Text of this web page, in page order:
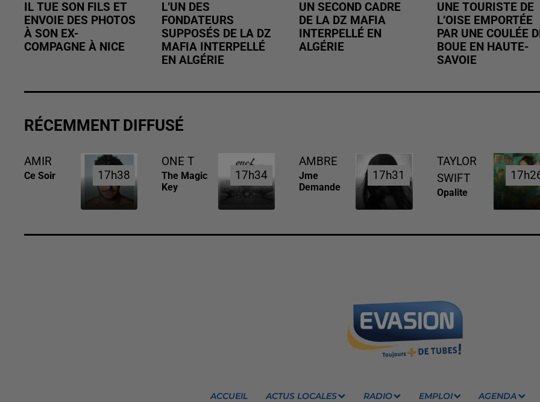
IL TUE SON FILS ET
ENVOIE DES PHOTOS
À SON EX-
COMPAGNE À NICE
L’UN DES
FONDATEURS
SUPPOSÉS DE LA DZ
MAFIA INTERPELLÉ
EN ALGÉRIE
UN SECOND CADRE
DE LA DZ MAFIA
INTERPELLÉ EN
ALGÉRIE
UNE TOURISTE DE
L’OISE EMPORTÉE
PAR UNE COULÉE
BOUE EN HAUTE-
SAVOIE
RÉCEMMENT DIFFUSÉ
AMIR
Ce Soir 17h38
17h38
ONE T
The Magic
Key
17h34
17h34
AMBRE
Jme
Demande
17h31
17h31
TAYLOR
SWIFT
Opalite
ACCUEIL ACTUS LOCALES RADIO EMPLOI AGENDA